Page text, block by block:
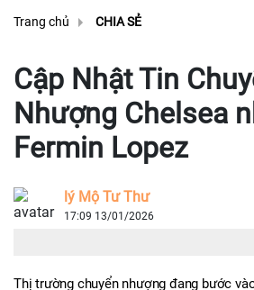
Trang chủ CHIA SẺ
Cập Nhật Tin
Nhượng Chelsea
Fermin Lopez
lý Mộ Tư Thư
17:09 13/01/2026
Thị trường chuyển nhượng đang bước